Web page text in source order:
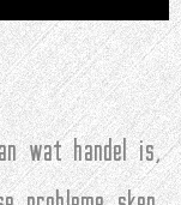
wat handel is,